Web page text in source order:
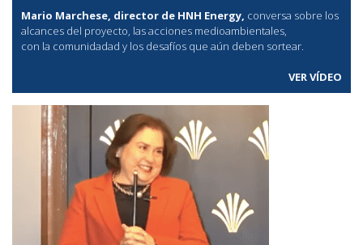
Mario Marchese, director de HNH Energy, conversa sobre los
alcances del proyecto, las acciones medioambientales,
con la comunidadad y los desafíos que aún deben sortear.
VER VÍDEO